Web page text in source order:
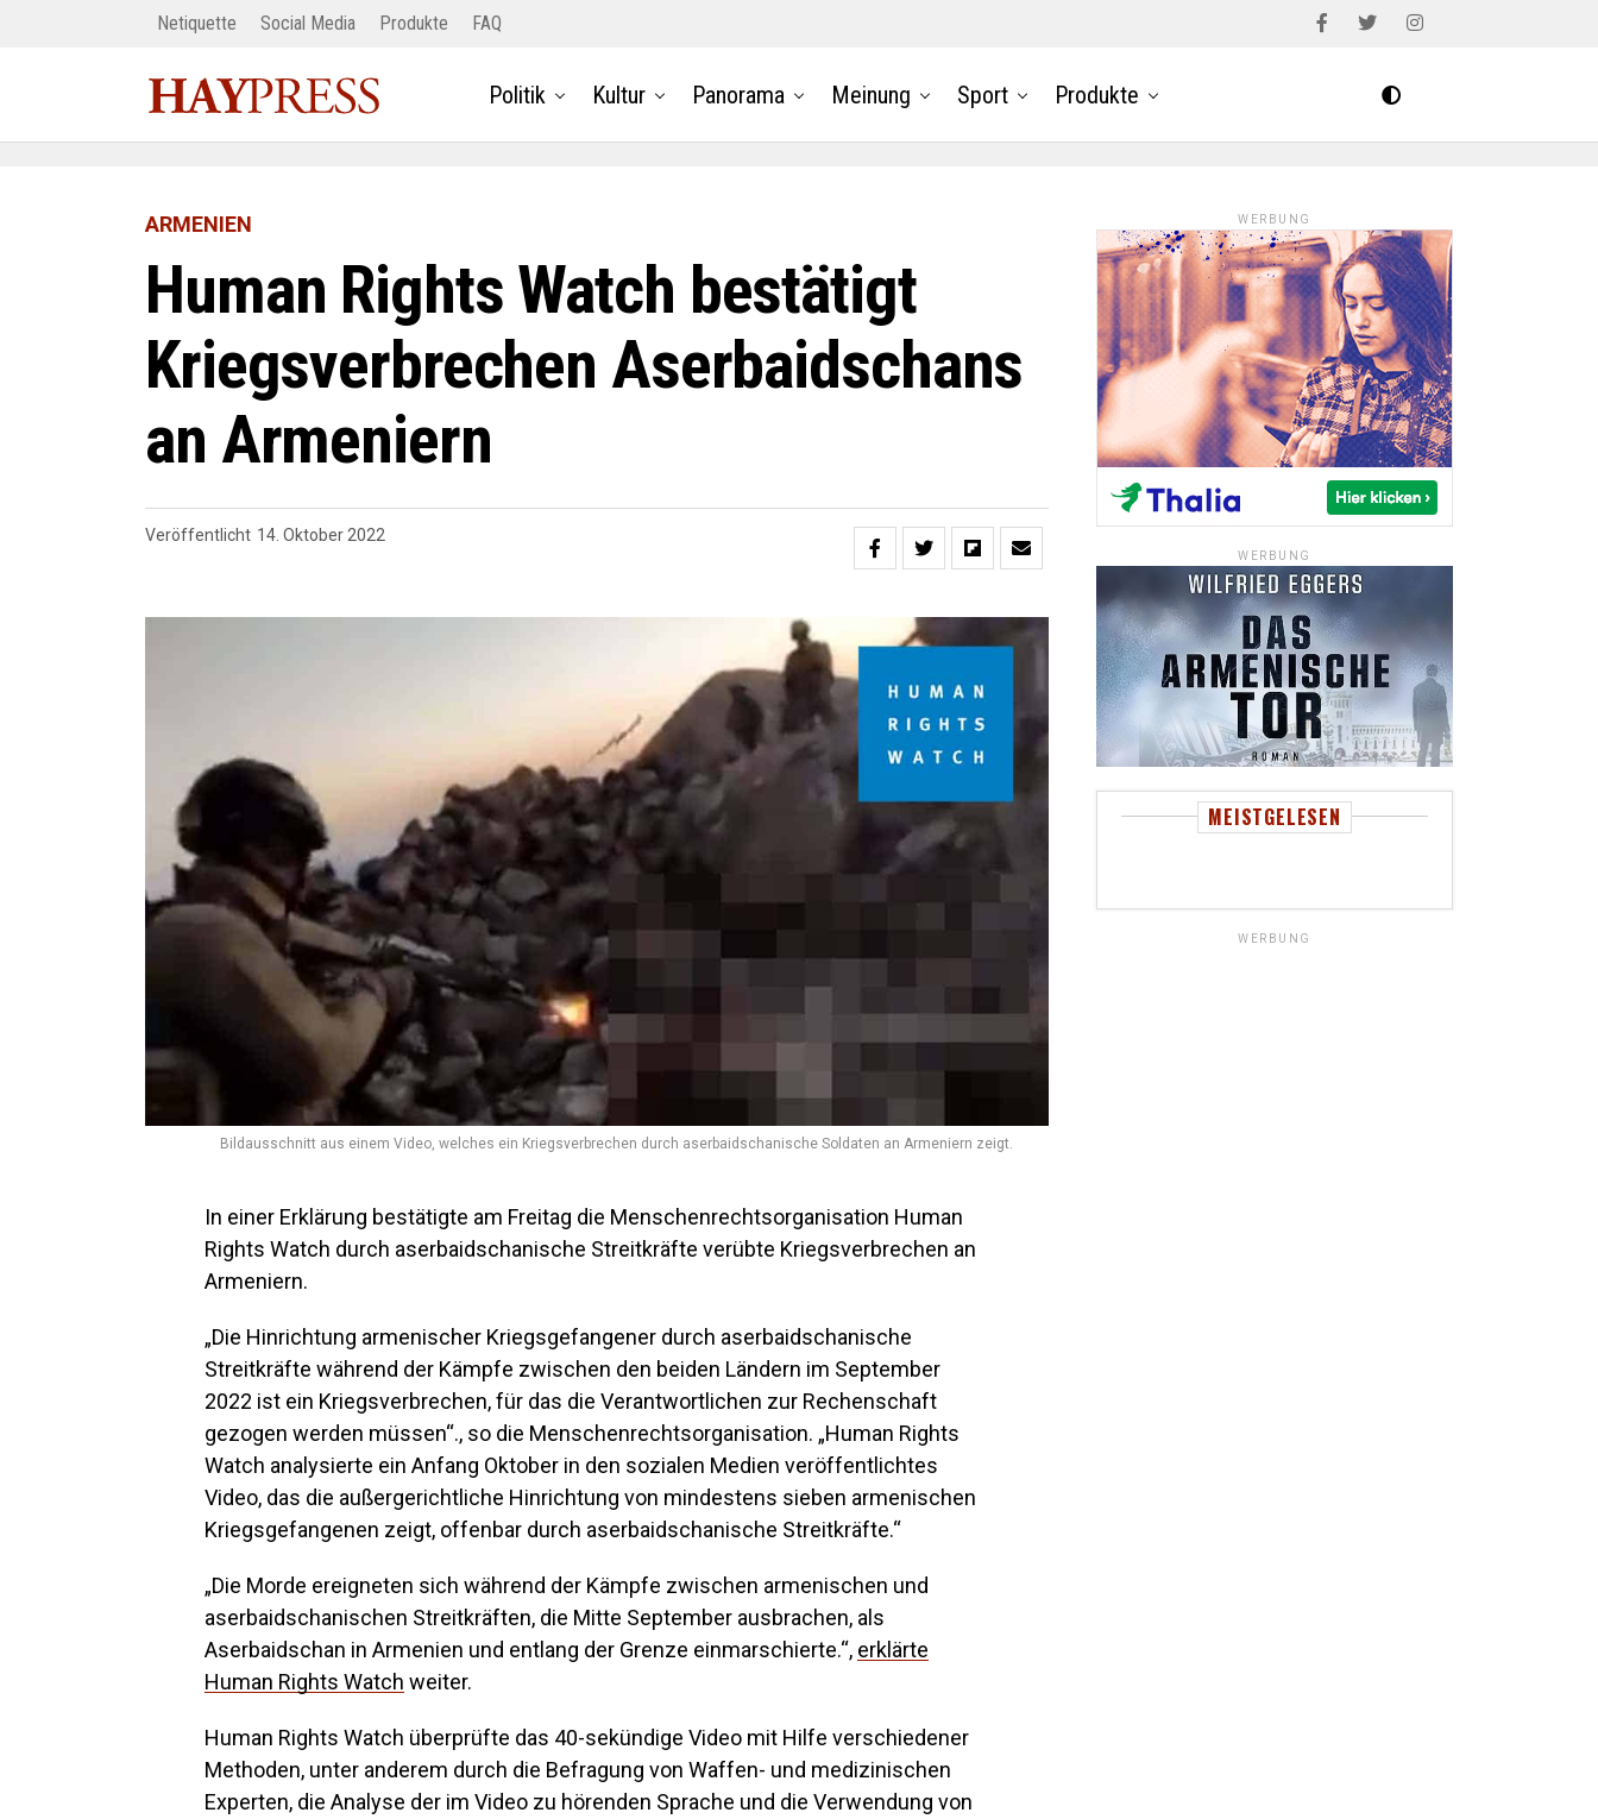
Netiquette Social Media Produkte FAQ
Politik Kultur Panorama Meinung Sport Produkte
ARMENIEN
Human Rights Watch bestätigt
Kriegsverbrechen Aserbaidschans
an Armeniern
Veröffentlicht 14. Oktober 2022
Bildausschnitt aus einem Video, welches ein Kriegsverbrechen durch aserbaidschanische Soldaten an Armeniern zeigt.
In einer Erklärung bestätigte am Freitag die Menschenrechtsorganisation Human
Rights Watch durch aserbaidschanische Streitkräfte verübte Kriegsverbrechen an
Armeniern.
„Die Hinrichtung armenischer Kriegsgefangener durch aserbaidschanische
Streitkräfte während der Kämpfe zwischen den beiden Ländern im September
2022 ist ein Kriegsverbrechen, für das die Verantwortlichen zur Rechenschaft
gezogen werden müssen“., so die Menschenrechtsorganisation. „Human Rights
Watch analysierte ein Anfang Oktober in den sozialen Medien veröffentlichtes
Video, das die außergerichtliche Hinrichtung von mindestens sieben armenischen
Kriegsgefangenen zeigt, offenbar durch aserbaidschanische Streitkräfte.“
„Die Morde ereigneten sich während der Kämpfe zwischen armenischen und
aserbaidschanischen Streitkräften, die Mitte September ausbrachen, als
Aserbaidschan in Armenien und entlang der Grenze einmarschierte.“, erklärte
Human Rights Watch weiter.
Human Rights Watch überprüfte das 40-sekündige Video mit Hilfe verschiedener
Methoden, unter anderem durch die Befragung von Waffen- und medizinischen
Experten, die Analyse der im Video zu hörenden Sprache und die Verwendung von
WERBUNG
WERBUNG
MEISTGELESEN
WERBUNG